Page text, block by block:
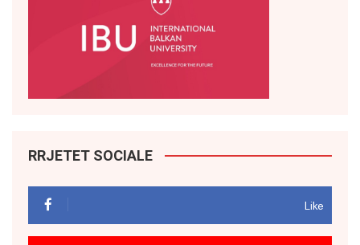
RRJETET SOCIALE
Like